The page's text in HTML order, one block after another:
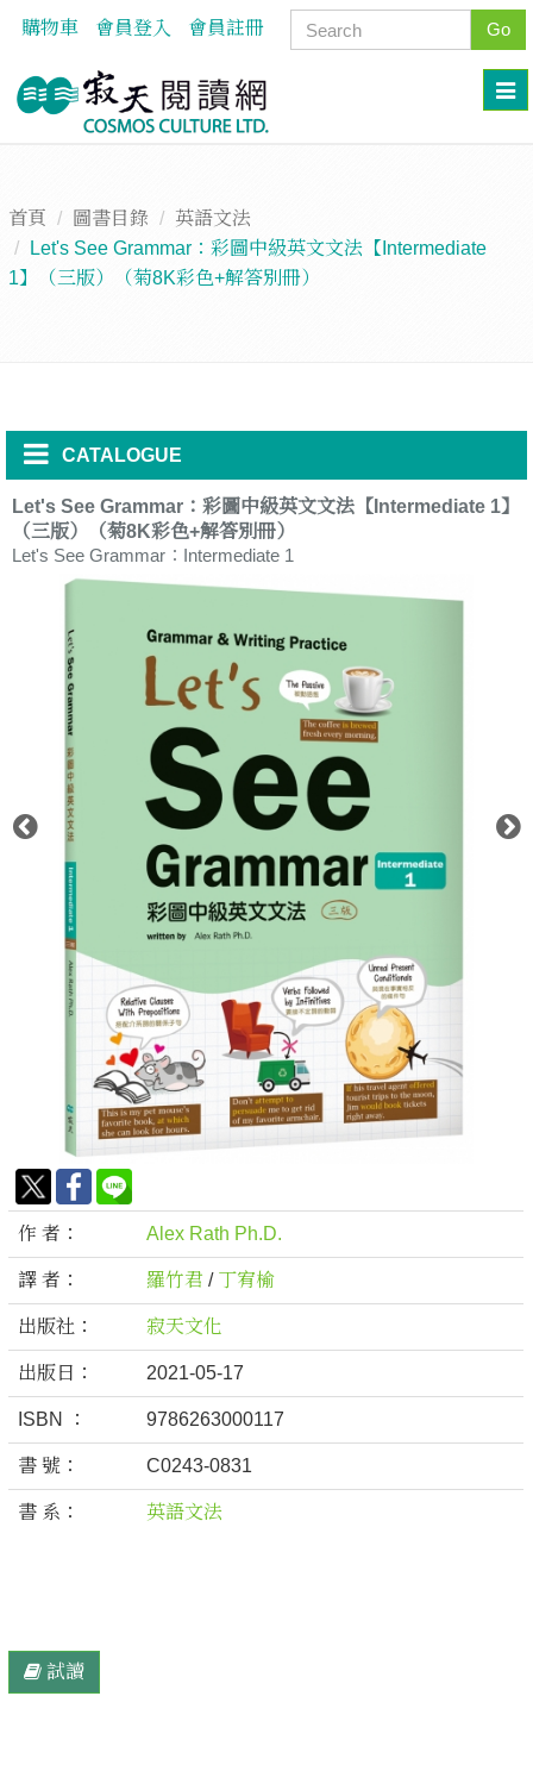
Go
購物車 會員登入 會員註冊
首頁 圖書目錄
英語文法
Let's See Grammar：彩圖中級英文文法【Intermediate
1】（三版）（菊8K彩色+解答別冊）
CATALOGUE
Let's See Grammar：彩圖中級英文文法【Intermediate 1】
（三版）（菊8K彩色+解答別冊）
Let's See Grammar：Intermediate 1
作 者： Alex Rath Ph.D.
譯 者： 羅竹君 / 丁宥榆
出版社： 寂天文化
出版日： 2021-05-17
ISBN ： 9786263000117
書 號： C0243-0831
書 系： 英語文法
試讀